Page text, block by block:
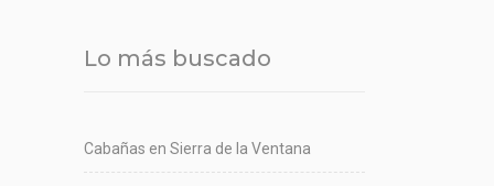
Lo más buscado
Cabañas en Sierra de la Ventana